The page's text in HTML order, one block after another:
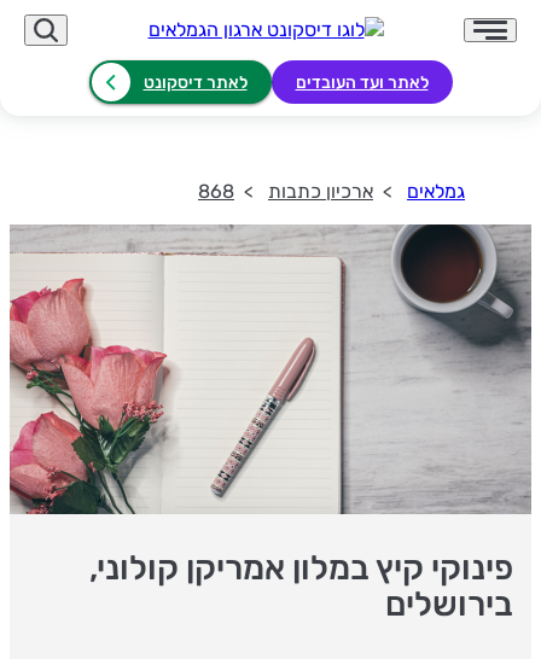
לאתר ועד העובדים לאתר דיסקונט
גמלאים ארכיון כתבות 868
פינוקי קיץ במלון אמריקן קולוני,
בירושלים